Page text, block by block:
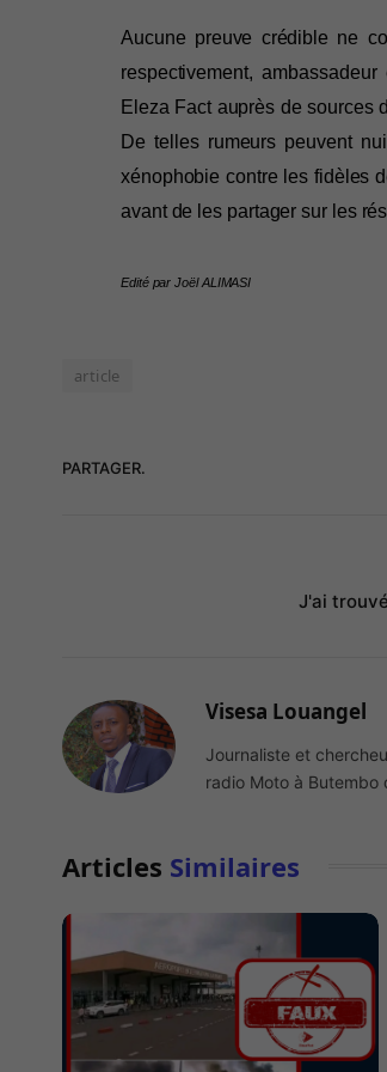
Aucune preuve crédible ne
respectivement,
Eleza Fact auprès de sources
De telles rumeurs peuvent
xénophobie contre les fidèles
Edité par Joël ALIMASI
article
PARTAGER.
J'ai
Visesa Louangel
Journaliste et
radio Moto à
Articles Similaires